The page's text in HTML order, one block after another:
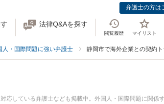
弁護士の方は
法律Q&Aを探す
閲覧履歴 マイリスト
人・国際問題に強い弁護士 静岡市で海外企業との契約ト
応している弁護士なども掲載中。外国人・国際問題に関係